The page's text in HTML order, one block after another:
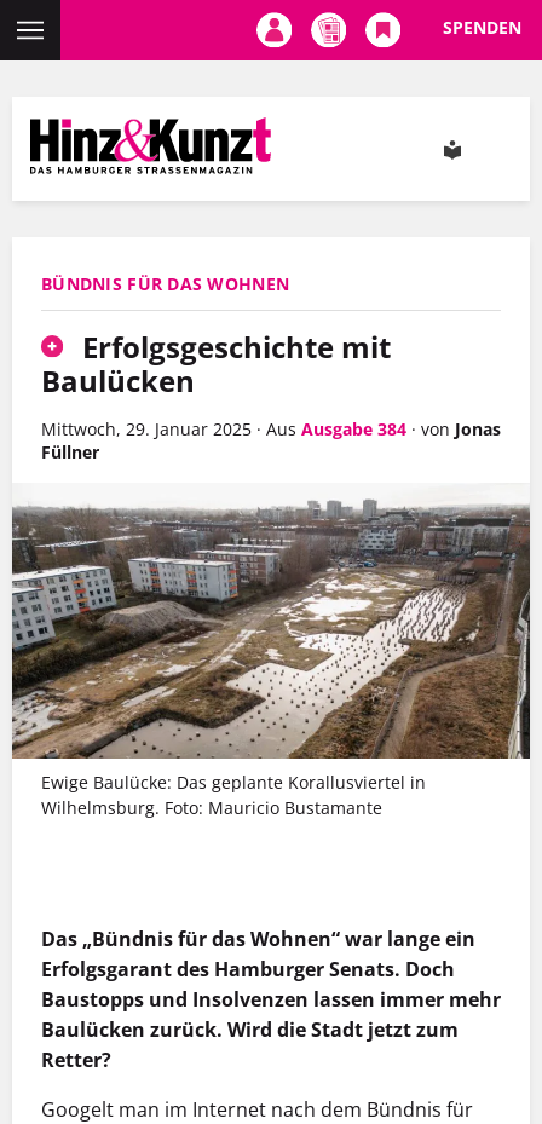
Inhalt
SPENDEN
BÜNDNIS FÜR DAS WOHNEN
Erfolgsgeschichte mit
Baulücken
Mittwoch, 29. Januar 2025 · Aus Ausgabe 384 · von Jonas
Füllner
Ewige Baulücke: Das geplante Korallusviertel in
Wilhelmsburg. Foto: Mauricio Bustamante
Das „Bündnis für das Wohnen“ war lange ein
Erfolgsgarant des Hamburger Senats. Doch
Baustopps und Insolvenzen lassen immer mehr
Baulücken zurück. Wird die Stadt jetzt zum
Retter?
Googelt man im Internet nach dem Bündnis für